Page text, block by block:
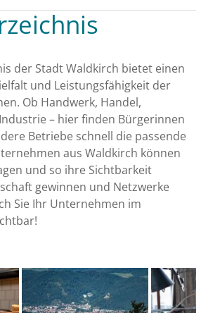
der Stadt Waldkirch bietet einen
und Leistungsfähigkeit der
Ob Handwerk, Handel,
– hier finden Bürgerinnen
Betriebe schnell die passende
aus Waldkirch können
und so ihre Sichtbarkeit
gewinnen und Netzwerke
Sie Ihr Unternehmen im